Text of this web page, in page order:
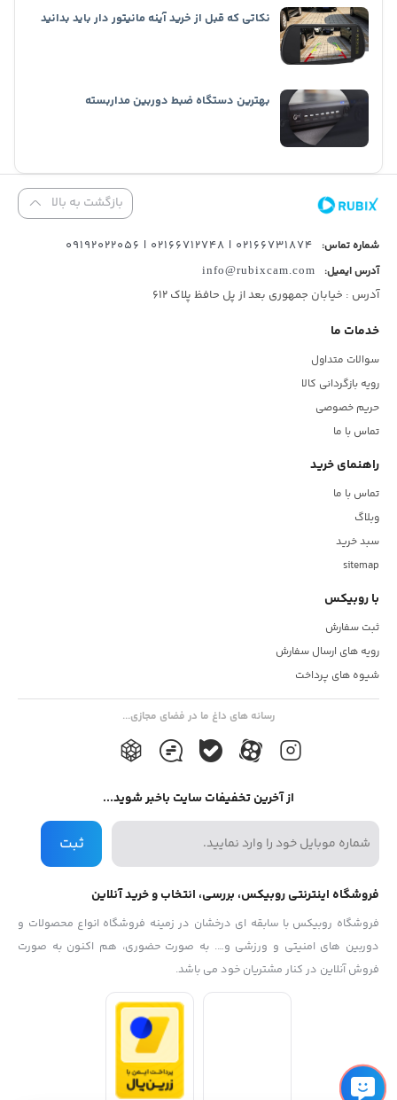
نکاتی که قبل از خرید آینه مانیتور دار باید بدانید
بهترین دستگاه ضبط دوربین مداربسته
بازگشت به بالا
شماره تماس: 02166731874 | 02166712748 | 09192022056
آدرس ایمیل: info@rubixcam.com
آدرس : خیابان جمهوری بعد از پل حافظ پلاک ۶۱۲
خدمات ما
سوالات متداول
رویه بازگردانی کالا
حریم خصوصی
تماس با ما
راهنمای خرید
تماس با ما
وبلاگ
سبد خرید
sitemap
با روبیکس
ثبت سفارش
رویه های ارسال سفارش
شیوه های پرداخت
رسانه های داغ ما در فضای مجازی...
از آخرین تخفیفات سایت باخبر شوید...
ثبت
فروشگاه اینترنتی روبیکس، بررسی، انتخاب و خرید آنلاین
فروشگاه روبیکس با سابقه ای درخشان در زمینه فروشگاه انواع محصولات و
دوربین های امنیتی و ورزشی و…. به صورت حضوری، هم اکنون به صورت
فروش آنلاین در کنار مشتریان خود می باشد.